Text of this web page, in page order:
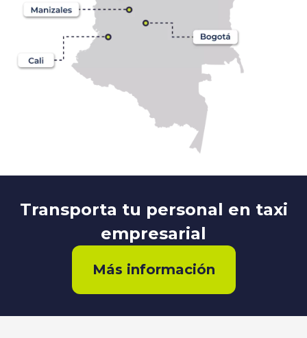
Transporta tu personal en taxi
empresarial
Más información